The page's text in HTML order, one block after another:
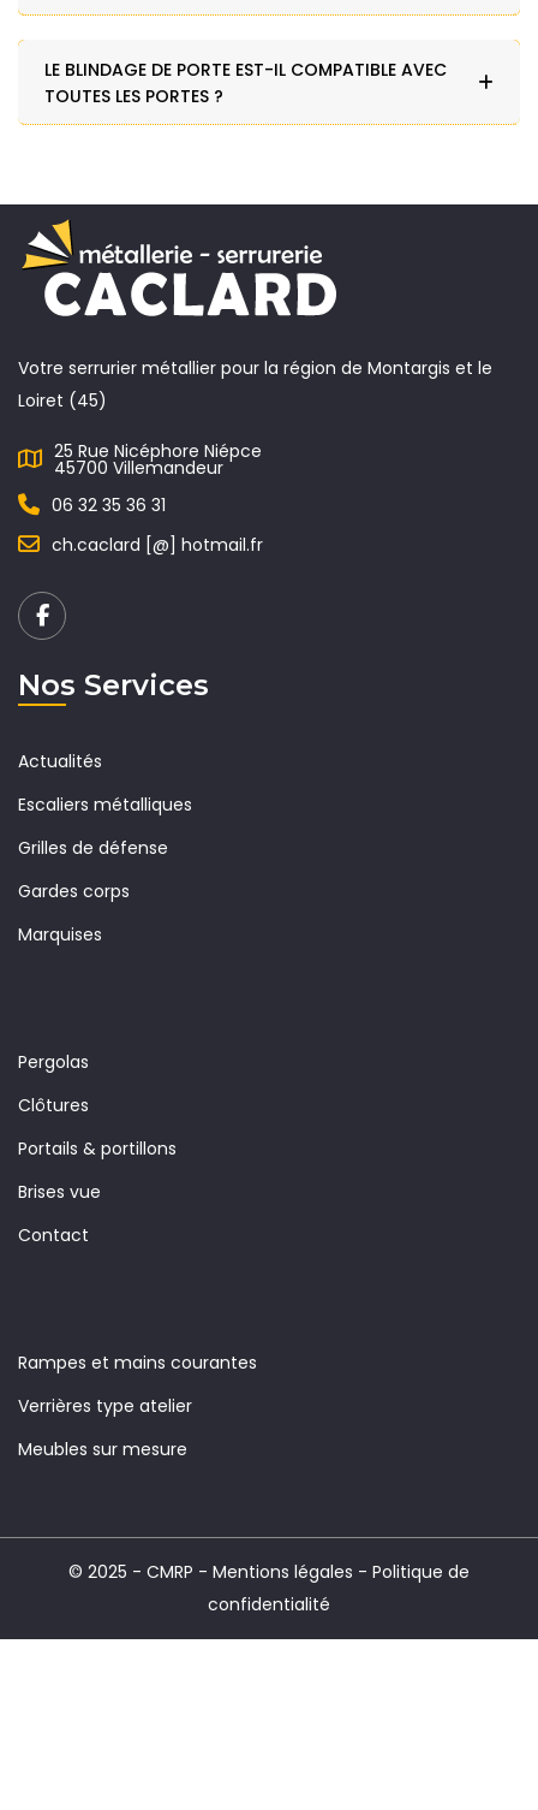
LE BLINDAGE DE PORTE EST-IL COMPATIBLE AVEC
TOUTES LES PORTES ?
Votre serrurier métallier pour la région de Montargis et le
Loiret (45)
25 Rue Nicéphore Niépce
45700 Villemandeur
06 32 35 36 31
ch.caclard [@] hotmail.fr
Nos Services
Actualités
Escaliers métalliques
Grilles de défense
Gardes corps
Marquises
Pergolas
Clôtures
Portails & portillons
Brises vue
Contact
Rampes et mains courantes
Verrières type atelier
Meubles sur mesure
© 2025 - CMRP - Mentions légales - Politique de
confidentialité